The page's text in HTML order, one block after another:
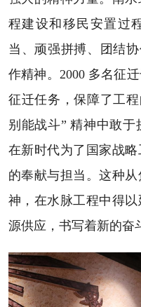
程建设和移民安置过
当、顽强拼搏、团结
作精神。2000 多名征
征迁任务，保障了工
别能战斗” 精神中敢
在新时代为了国家战
的奉献与担当。这种
神，在水脉工程中得
源供应，书写着新的奋